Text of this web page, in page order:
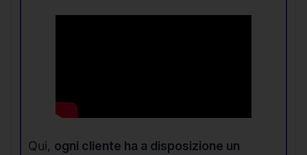
Qui, ogni cliente ha a disposizione un